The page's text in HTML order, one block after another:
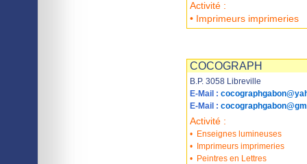
Activité :
• Imprimeurs imprimeries
COCOGRAPH
B.P. 3058 Libreville
E-Mail :
E-Mail :
Activité :
• Enseignes lumineuses
•
Imprimeurs imprimeries
• Peintres en Lettres